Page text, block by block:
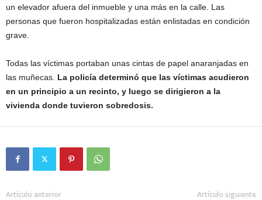
un elevador afuera del inmueble y una más en la calle. Las
personas que fueron hospitalizadas están enlistadas en condición
grave.
Todas las víctimas portaban unas cintas de papel anaranjadas en
las muñecas. La policía determinó que las víctimas acudieron
en un principio a un recinto, y luego se dirigieron a la
vivienda donde tuvieron sobredosis.
Artículo anterior Artículo siguiente